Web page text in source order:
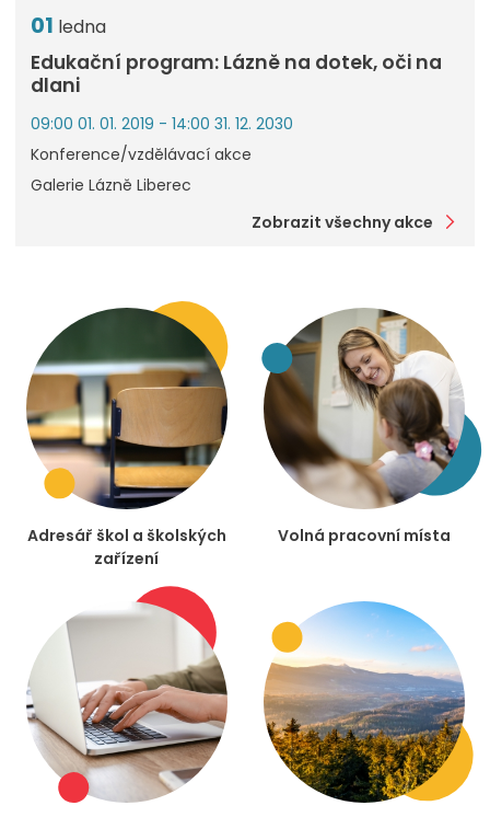
01 ledna
Edukační program: Lázně na dotek, oči na
dlani
09:00 01. 01. 2019 - 14:00 31. 12. 2030
Konference/vzdělávací akce
Galerie Lázně Liberec
Zobrazit všechny akce
Adresář škol a školských
zařízení
Volná pracovní místa